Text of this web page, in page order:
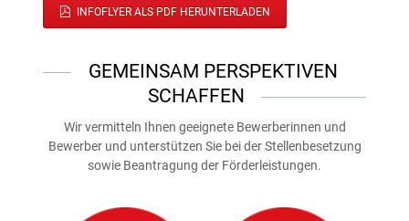
INFOFLYER ALS PDF HERUNTERLADEN
GEMEINSAM PERSPEKTIVEN
SCHAFFEN
Wir vermitteln Ihnen geeignete Bewerberinnen und
Bewerber und unterstützen Sie bei der Stellenbesetzung
sowie Beantragung der Förderleistungen.